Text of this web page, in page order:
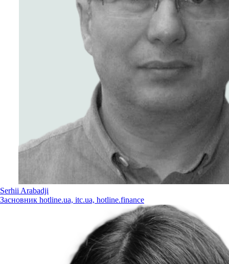
Serhii Arabadji
Засновник hotline.ua, itc.ua, hotline.finance